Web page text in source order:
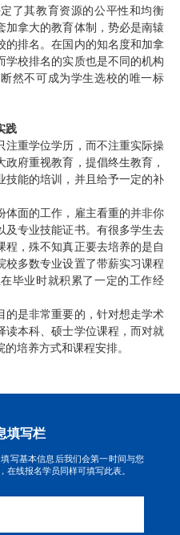
了其教育资源的公平性和均衡
加拿大的教育体制，势必是南辕
的排名。在国内的知名度和加拿
学校排名的实质也是不同的机构
然不可成为学生选校的唯一标
践
注重学位学历，而不注重实际操
府重视教育，提倡终生教育，
技能的培训，并且给予一定的补
体面的工作，雇主看重的并非你
及专业技能证书。有很多学生去
程，殊不知真正要去培养的是自
校多数专业设置了带薪实习课程
毕业时就积累了一定的工作经
的是非常重要的，针对想走学术
读本科、硕士学位课程，而对就
培养方式和课程安排。
填写栏
写基本信息后我们会第一时间与您
在线报名学员同样可填写此表。